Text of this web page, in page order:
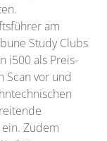
am
Study Clubs
i500 als Preis-
Scan vor und
Zudem